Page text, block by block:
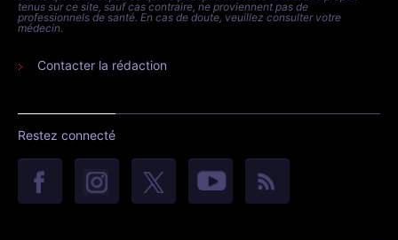
tenus sur ce site, sauf cas contraire, ne proviennent pas de
professionnels de santé. En cas de doute, veuillez consulter votre
médecin.
Contacter la rédaction
Restez connecté